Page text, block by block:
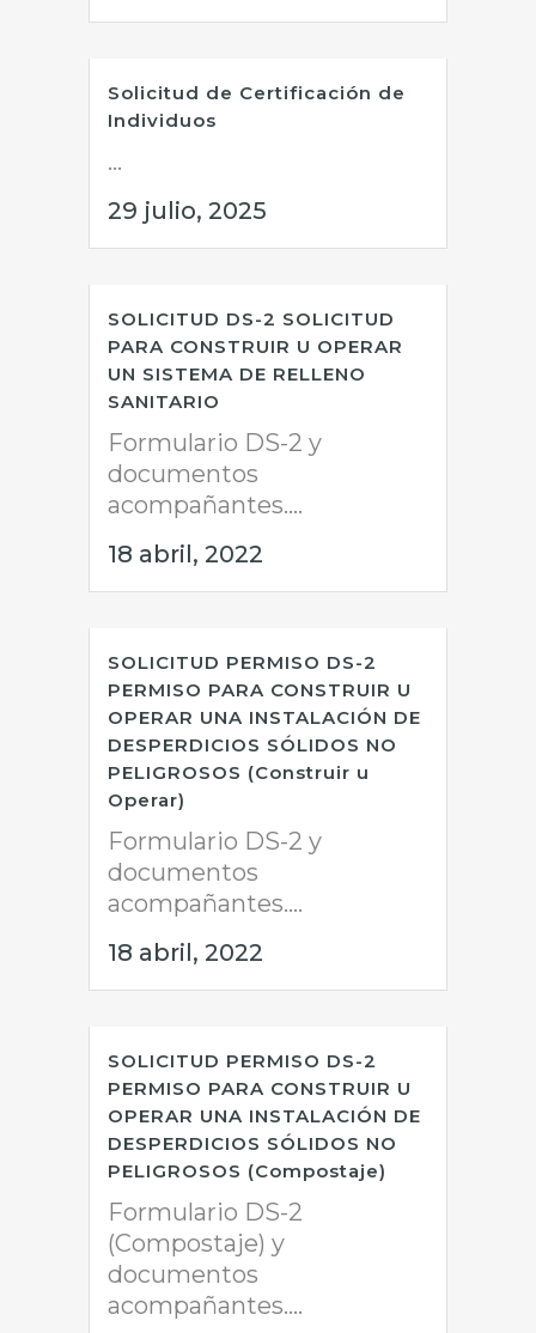
Solicitud de Certificación de
Individuos
...
29 julio, 2025
SOLICITUD DS-2 SOLICITUD
PARA CONSTRUIR U OPERAR
UN SISTEMA DE RELLENO
SANITARIO
Formulario DS-2 y
documentos
acompañantes....
18 abril, 2022
SOLICITUD PERMISO DS-2
PERMISO PARA CONSTRUIR U
OPERAR UNA INSTALACIÓN DE
DESPERDICIOS SÓLIDOS NO
PELIGROSOS (Construir u
Operar)
Formulario DS-2 y
documentos
acompañantes....
18 abril, 2022
SOLICITUD PERMISO DS-2
PERMISO PARA CONSTRUIR U
OPERAR UNA INSTALACIÓN DE
DESPERDICIOS SÓLIDOS NO
PELIGROSOS (Compostaje)
Formulario DS-2
(Compostaje) y
documentos
acompañantes....